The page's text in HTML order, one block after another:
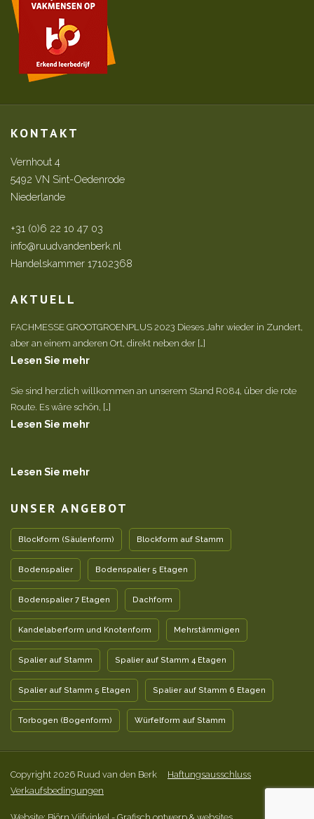
KONTAKT
Vernhout 4
5492 VN Sint-Oedenrode
Niederlande
+31 (0)6 22 10 47 03
info@ruudvandenberk.nl
Handelskammer 17102368
AKTUELL
FACHMESSE GROOTGROENPLUS 2023 Dieses Jahr wieder in Zundert,
aber an einem anderen Ort, direkt neben der […]
Lesen Sie mehr
Sie sind herzlich willkommen an unserem Stand R084, über die rote
Route. Es wäre schön, […]
Lesen Sie mehr
Lesen Sie mehr
UNSER ANGEBOT
Blockform (Säulenform) Blockform auf Stamm
Bodenspalier Bodenspalier 5 Etagen
Bodenspalier 7 Etagen Dachform
Kandelaberform und Knotenform Mehrstämmigen
Spalier auf Stamm Spalier auf Stamm 4 Etagen
Spalier auf Stamm 5 Etagen Spalier auf Stamm 6 Etagen
Torbogen (Bogenform) Würfelform auf Stamm
Copyright 2026 Ruud van den Berk
Haftungsausschluss
Verkaufsbedingungen